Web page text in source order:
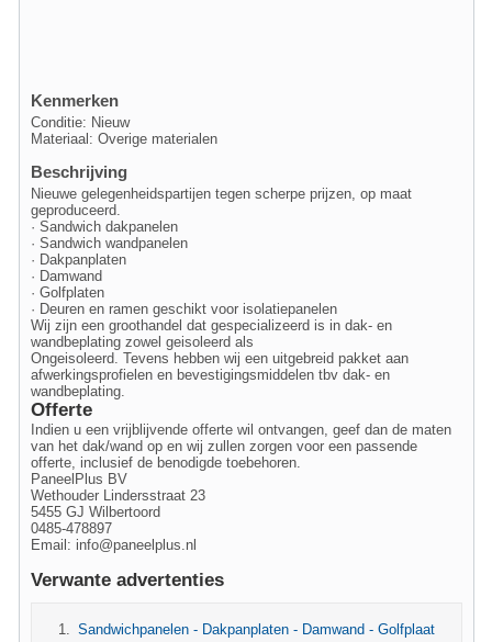
Kenmerken
Conditie: Nieuw
Materiaal: Overige materialen
Beschrijving
Nieuwe gelegenheidspartijen tegen scherpe prijzen, op maat
geproduceerd.
· Sandwich dakpanelen
· Sandwich wandpanelen
· Dakpanplaten
· Damwand
· Golfplaten
· Deuren en ramen geschikt voor isolatiepanelen
Wij zijn een groothandel dat gespecializeerd is in dak- en
wandbeplating zowel geisoleerd als
Ongeisoleerd. Tevens hebben wij een uitgebreid pakket aan
afwerkingsprofielen en bevestigingsmiddelen tbv dak- en
wandbeplating.
Offerte
Indien u een vrijblijvende offerte wil ontvangen, geef dan de maten
van het dak/wand op en wij zullen zorgen voor een passende
offerte, inclusief de benodigde toebehoren.
PaneelPlus BV
Wethouder Lindersstraat 23
5455 GJ Wilbertoord
0485-478897
Email: info@paneelplus.nl
Verwante advertenties
Sandwichpanelen - Dakpanplaten - Damwand - Golfplaat